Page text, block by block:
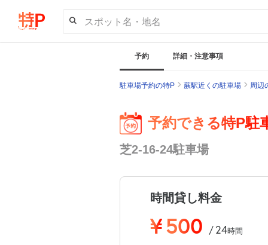
スポット名・地名
予約 詳細・注意事項
駐車場予約の特P 蕨駅近くの駐車場 周辺
予約できる特P駐
芝2-16-24駐車場
時間貸し料金
¥500 / 24時間